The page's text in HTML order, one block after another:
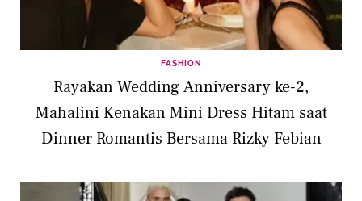
FASHION
Rayakan Wedding Anniversary ke-2,
Mahalini Kenakan Mini Dress Hitam saat
Dinner Romantis Bersama Rizky Febian